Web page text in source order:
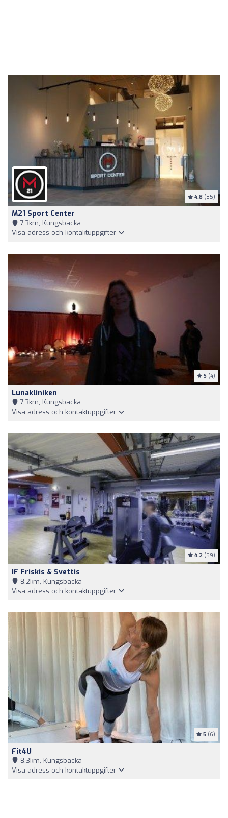
4.8 (85)
M21 Sport Center
7,3km, Kungsbacka
Visa adress och kontaktuppgifter
5 (4)
Lunakliniken
7,3km, Kungsbacka
Visa adress och kontaktuppgifter
4.2 (59)
IF Friskis & Svettis
8,2km, Kungsbacka
Visa adress och kontaktuppgifter
5 (6)
Fit4U
8,3km, Kungsbacka
Visa adress och kontaktuppgifter